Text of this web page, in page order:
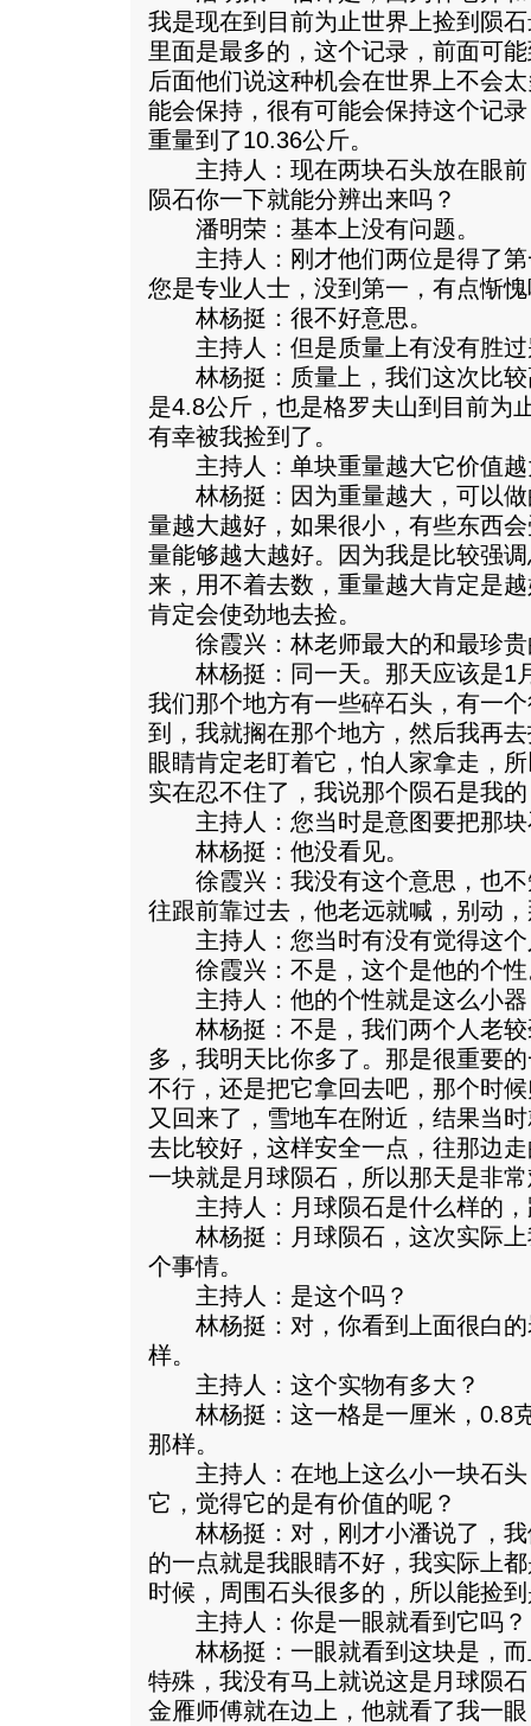
我是现在到目前为止世界上捡到陨
里面是最多的，这个记录，前面可
后面他们说这种机会在世界上不会
能会保持，很有可能会保持这个记
重量到了10.36公斤。
主持人：现在两块石头放在眼前
陨石你一下就能分辨出来吗？
潘明荣：基本上没有问题。
主持人：刚才他们两位是得了第
您是专业人士，没到第一，有点惭
林杨挺：很不好意思。
主持人：但是质量上有没有胜过
林杨挺：质量上，我们这次比较
是4.8公斤，也是格罗夫山到目前为
有幸被我捡到了。
主持人：单块重量越大它价值越
林杨挺：因为重量越大，可以做
量越大越好，如果很小，有些东西
量能够越大越好。因为我是比较强
来，用不着去数，重量越大肯定是
肯定会使劲地去捡。
徐霞兴：林老师最大的和最珍贵
林杨挺：同一天。那天应该是1
我们那个地方有一些碎石头，有一
到，我就搁在那个地方，然后我再
眼睛肯定老盯着它，怕人家拿走，
实在忍不住了，我说那个陨石是我
主持人：您当时是意图要把那块
林杨挺：他没看见。
徐霞兴：我没有这个意思，也不
往跟前靠过去，他老远就喊，别动
主持人：您当时有没有觉得这个
徐霞兴：不是，这个是他的个性
主持人：他的个性就是这么小器
林杨挺：不是，我们两个人老较
多，我明天比你多了。那是很重要
不行，还是把它拿回去吧，那个时
又回来了，雪地车在附近，结果当
去比较好，这样安全一点，往那边
一块就是月球陨石，所以那天是非
主持人：月球陨石是什么样的，
林杨挺：月球陨石，这次实际上
个事情。
主持人：是这个吗？
林杨挺：对，你看到上面很白的
样。
主持人：这个实物有多大？
林杨挺：这一格是一厘米，0.8
那样。
主持人：在地上这么小一块石头
它，觉得它的是有价值的呢？
林杨挺：对，刚才小潘说了，我
的一点就是我眼睛不好，我实际上
时候，周围石头很多的，所以能捡
主持人：你是一眼就看到它吗？
林杨挺：一眼就看到这块是，而
特殊，我没有马上就说这是月球陨
金雁师傅就在边上，他就看了我一